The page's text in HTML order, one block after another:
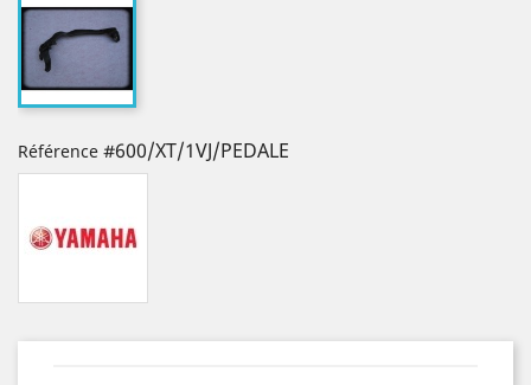
Référence #600/XT/1VJ/PEDALE